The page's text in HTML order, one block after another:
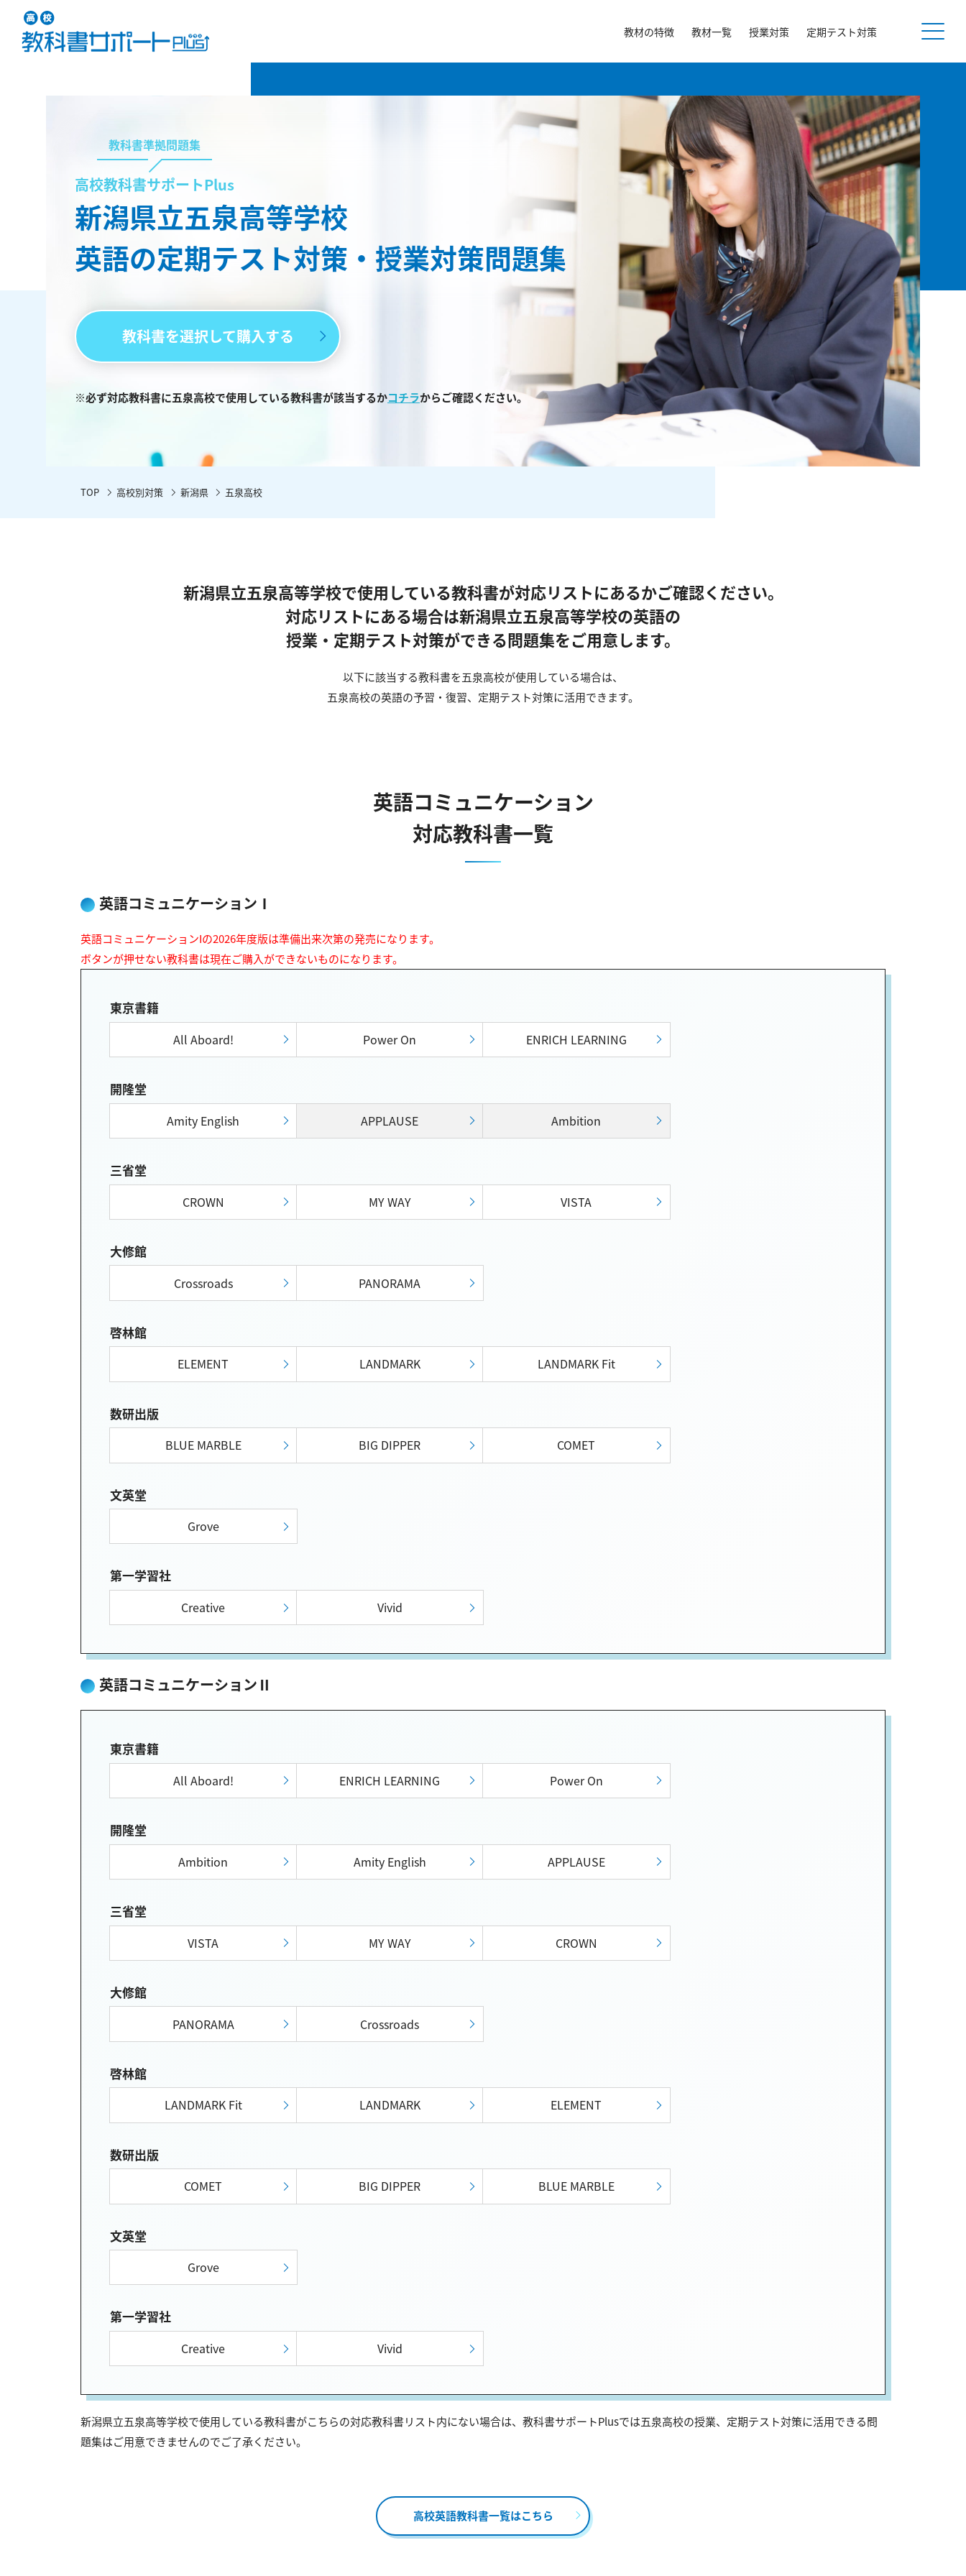
教材の特徴 教材一覧 授業対策 定期テスト対策
教科書準拠問題集
高校教科書サポートPlus
新潟県立五泉高等学校
英語の定期テスト対策・授業対策問題集
教科書を選択して購入する
※必ず対応教科書に五泉高校で使用している教科書が該当するかコチラからご確認ください。
TOP 高校別対策 新潟県 五泉高校
新潟県立五泉高等学校で使用している教科書が対応リストにあるかご確認ください。
対応リストにある場合は新潟県立五泉高等学校の英語の
授業・定期テスト対策ができる問題集をご用意します。
以下に該当する教科書を五泉高校が使用している場合は、
五泉高校の英語の予習・復習、定期テスト対策に活用できます。
英語コミュニケーション
対応教科書一覧
英語コミュニケーションⅠ
英語コミュニケーションIの2026年度版は準備出来次第の発売になります。
ボタンが押せない教科書は現在ご購入ができないものになります。
東京書籍
All Aboard! Power On ENRICH LEARNING
開隆堂
Amity English APPLAUSE Ambition
三省堂
CROWN MY WAY VISTA
大修館
Crossroads PANORAMA
啓林館
ELEMENT LANDMARK LANDMARK Fit
数研出版
BLUE MARBLE BIG DIPPER COMET
文英堂
Grove
第一学習社
Creative Vivid
英語コミュニケーションⅡ
東京書籍
All Aboard! ENRICH LEARNING Power On
開隆堂
Ambition Amity English APPLAUSE
三省堂
VISTA MY WAY CROWN
大修館
PANORAMA Crossroads
啓林館
LANDMARK Fit LANDMARK ELEMENT
数研出版
COMET BIG DIPPER BLUE MARBLE
文英堂
Grove
第一学習社
Creative Vivid
新潟県立五泉高等学校で使用している教科書がこちらの対応教科書リスト内にない場合は、教科書サポートPlusでは五泉高校の授業、定期テスト対策に活用できる問
題集はご用意できませんのでご了承ください。
高校英語教科書一覧はこちら